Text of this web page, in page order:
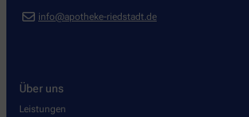
info@apotheke-riedstadt.de
Über uns
Leistungen